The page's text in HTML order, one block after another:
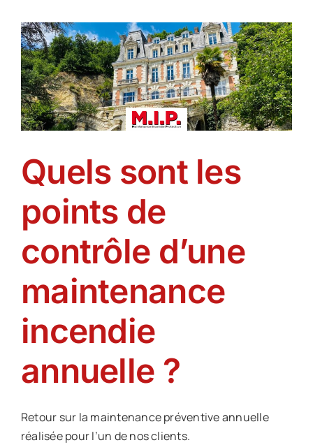
Quels sont les
points de
contrôle d’une
maintenance
incendie
annuelle ?
Retour sur la maintenance préventive annuelle
réalisée pour l’un de nos clients.